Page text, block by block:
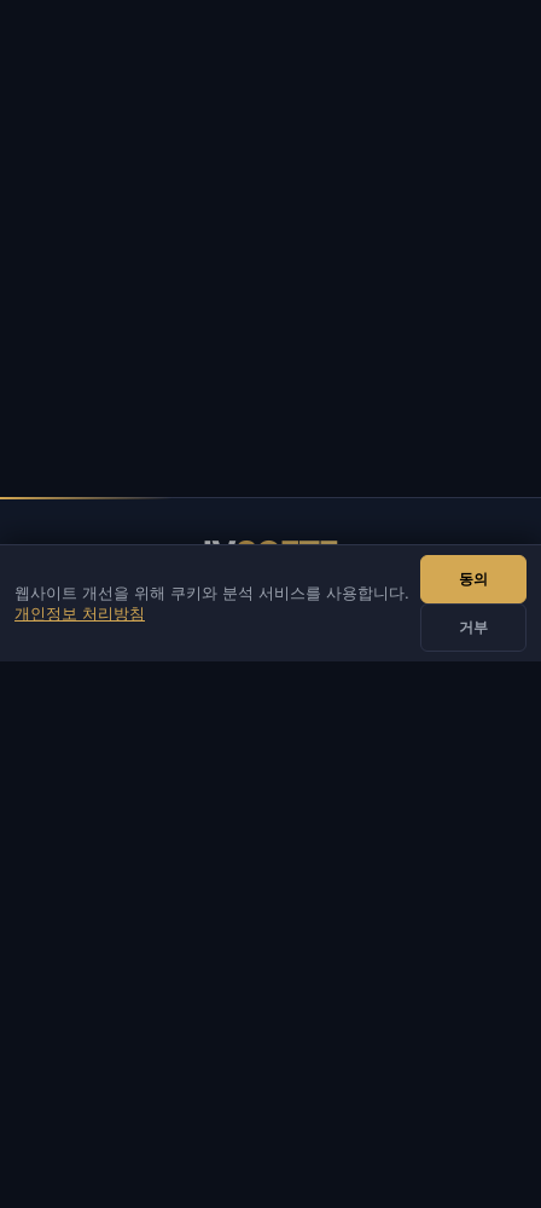
IVSOFTE
IVSOFTE — 소프트웨어 스토어. 소프트웨어 설치 및 실행 서비스
웹사이트 개선을 위해 쿠키와 분석 서비스를 사용합니다.
개인정보 처리방침
동의
거부